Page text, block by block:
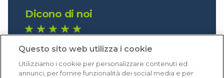
Dicono di noi
Eccellente (4,8)
Acquisti verificati
Questo sito web utilizza i cookie
Utilizziamo i cookie per personalizzare contenuti ed
annunci, per fornire funzionalità dei social media e per